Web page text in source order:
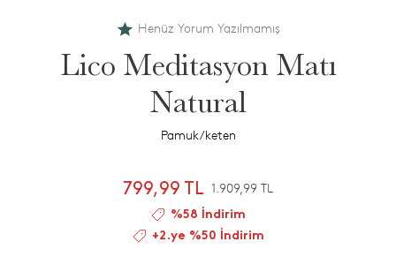
Henüz Yorum Yazılmamış
Lico Meditasyon Matı
Natural
Pamuk/keten
799,99 TL 1.909,99 TL
%58 İndirim
+2.ye %50 İndirim